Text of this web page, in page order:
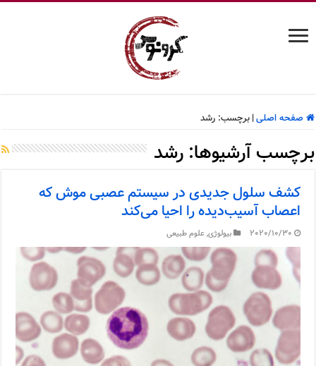
صفحه اصلی| برچسب:رشد
برچسب آرشیوها:رشد
کشف سلول جدیدی در سیستم عصبی موش که
اعصاب آسیب‌دیده را احیا می‌کند
2020/10/30 بیولوژی,علوم طبیعی